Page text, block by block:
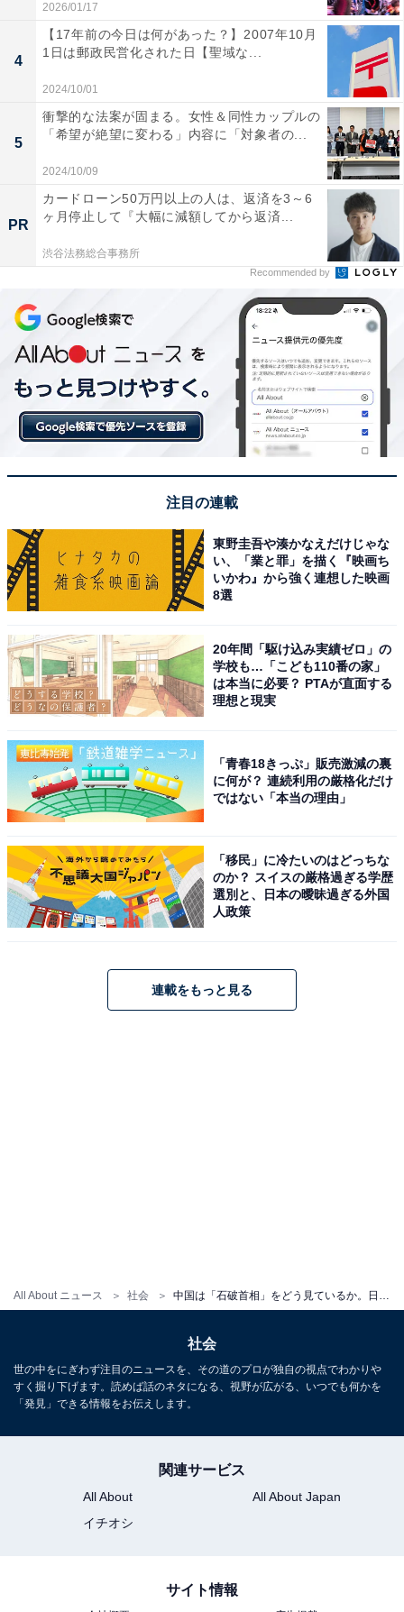
All About ニュース 社会 中国は「石破首相」をどう見ているか。日中問題で大した抗議ができず、法整備の甘い日本。今後の動向は
にするとも主張していた。そうなると再生エネルギーに
さらに頼ることになるが、その動きは太陽光パネルなど
の関連ビジネスにおいて、日本でもうけている中国側を
利する可能性もある。
ただ石破政権発足後、周囲からの助言を受けて、原発に
ついては活用する方向で訂正したようで、それには中国
側が拍子抜けした可能性がある。一方で、ベテラン政治
家である石破首相の考え方がそう簡単に根本から変わる
はずがなく、太陽光による電力にわれわれの電気料金か
ら賦課金（ふかきん）を徴収している「再生可能エネル
ギー発電促進賦課金」が大幅に見直される兆候はない。
ちなみに筆者の取材では、再エネ賦課金から中国関連企
業などが得ている概算値は年間20億円ほどといわれてい
る。
次ページ 日本の政治家と「中国」の関係
前の記事
第53回
世界は「自民党総裁選」をどう
の視点、そもそも指摘され
る“野党の責任”
次の記事
第55回
1000本以上のベビーオイル…何
が起きたのか
1 2
2026/01/17
4
【17年前の今日は何があった？】2007年10月
1日は郵政民営化された日【聖域な...
2024/10/01
5
衝撃的な法案が固まる。女性＆同性カップルの
「希望が絶望に変わる」内容に「対象者の...
2024/10/09
PR
カードローン50万円以上の人は、返済を3～6
ヶ月停止して『大幅に減額してから返済...
渋谷法務総合事務所
Recommended by
注目の連載
東野圭吾や湊かなえだけじゃな
い、「業と罪」を描く『映画ち
いかわ』から強く連想した映画
8選
20年間「駆け込み実績ゼロ」の
学校も…「こども110番の家」
は本当に必要？ PTAが直面する
理想と現実
「青春18きっぷ」販売激減の裏
に何が？ 連続利用の厳格化だけ
ではない「本当の理由」
「移民」に冷たいのはどっちな
のか？ スイスの厳格過ぎる学歴
選別と、日本の曖昧過ぎる外国
人政策
連載をもっと見る
社会
世の中をにぎわず注目のニュースを、その道のプロが独自の視点でわかりや
すく掘り下げます。読めば話のネタになる、視野が広がる、いつでも何かを
「発見」できる情報をお伝えします。
関連サービス
All About
All About Japan
イチオシ
サイト情報